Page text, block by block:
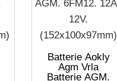
Batterie Aokly
Agm Vrla
Batterie AGM.